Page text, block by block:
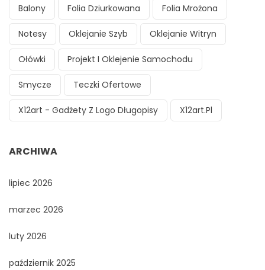
Balony Folia Dziurkowana Folia Mrożona
Notesy Oklejanie Szyb Oklejanie Witryn
Ołówki Projekt I Oklejenie Samochodu
Smycze Teczki Ofertowe
X12art - Gadżety Z Logo Długopisy X12art.pl
ARCHIWA
lipiec 2026
marzec 2026
luty 2026
październik 2025